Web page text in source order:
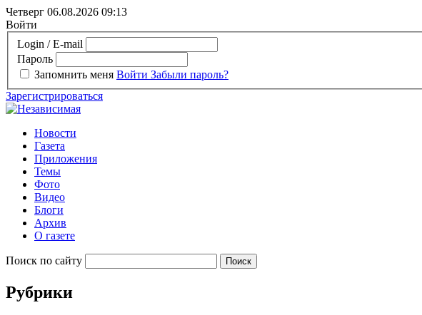
Четверг 06.08.2026 09:13
Войти
Login / E-mail
Пароль
Запомнить меня Войти Забыли пароль?
Зарегистрироваться
Новости
Газета
Приложения
Темы
Фото
Видео
Блоги
Архив
О газете
Поиск по сайту
Рубрики